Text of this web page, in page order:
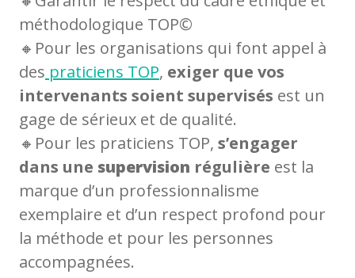
méthodologique TOP©
🔸Pour les organisations qui font appel à
des praticiens TOP, exiger que vos
intervenants soient supervisés est un
gage de sérieux et de qualité.
🔸Pour les praticiens TOP, s’engager
dans une supervision régulière est la
marque d’un professionnalisme
exemplaire et d’un respect profond pour
la méthode et pour les personnes
accompagnées.